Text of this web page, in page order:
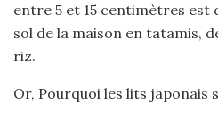
entre 5 et 15 centimètres est
sol de la maison en tatamis,
riz.
Or, Pourquoi les lits japonais